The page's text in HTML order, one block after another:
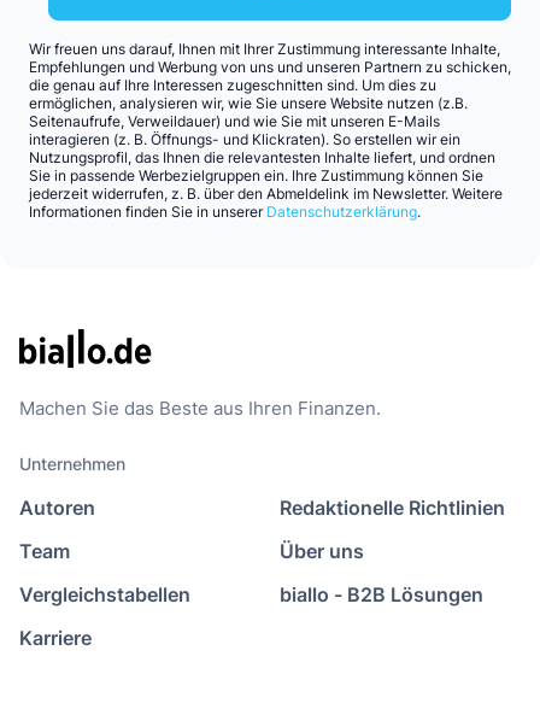
Wir freuen uns darauf, Ihnen mit Ihrer Zustimmung interessante Inhalte,
Empfehlungen und Werbung von uns und unseren Partnern zu schicken,
die genau auf Ihre Interessen zugeschnitten sind. Um dies zu
ermöglichen, analysieren wir, wie Sie unsere Website nutzen (z.B.
Seitenaufrufe, Verweildauer) und wie Sie mit unseren E-Mails
interagieren (z. B. Öffnungs- und Klickraten). So erstellen wir ein
Nutzungsprofil, das Ihnen die relevantesten Inhalte liefert, und ordnen
Sie in passende Werbezielgruppen ein. Ihre Zustimmung können Sie
jederzeit widerrufen, z. B. über den Abmeldelink im Newsletter. Weitere
Informationen finden Sie in unserer Datenschutzerklärung.
Machen Sie das Beste aus Ihren Finanzen.
Unternehmen
Autoren
Team
Vergleichstabellen
Karriere
Redaktionelle Richtlinien
Über uns
biallo - B2B Lösungen